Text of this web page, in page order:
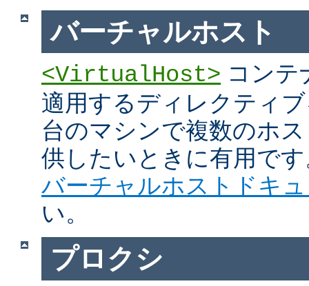
バーチャルホスト
<VirtualHost> コンテ
適用するディレクティ
台のマシンで複数のホ
供したいときに有用で
バーチャルホストドキ
い。
プロクシ